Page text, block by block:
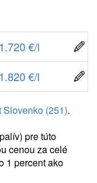
1.720 €/l
1.820 €/l
Slovenko (251).
pre túto
cenou za celé
1 percent ako